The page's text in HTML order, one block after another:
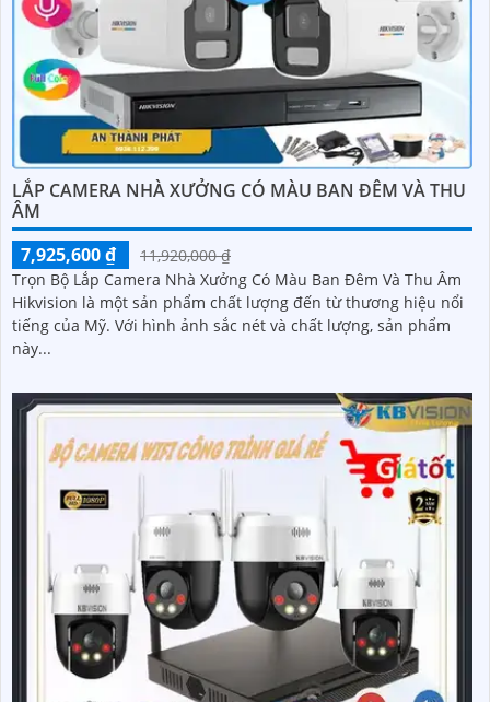
LẮP CAMERA NHÀ XƯỞNG CÓ MÀU BAN ĐÊM VÀ THU
ÂM
7,925,600 ₫
11,920,000 ₫
Trọn Bộ Lắp Camera Nhà Xưởng Có Màu Ban Đêm Và Thu Âm
Hikvision là một sản phẩm chất lượng đến từ thương hiệu nổi
tiếng của Mỹ. Với hình ảnh sắc nét và chất lượng, sản phẩm
này...